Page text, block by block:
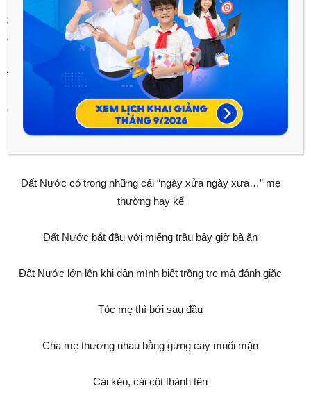
3, Kết bài:
Khẳng định lại tính có ích của câu chuyện và khái
quát lại những bài học rút ra được từ câu chuyện trên.
* Đề 2:
Chọn 9 câu thơ đầu trong bài:
Đất Nước có trong những cái “ngày xửa ngày xưa…” mẹ
thường hay kể
Đất Nước bắt đầu với miếng trầu bây giờ bà ăn
Đất Nước lớn lên khi dân mình biết trồng tre mà đánh giặc
Tóc mẹ thì bới sau đầu
Cha mẹ thương nhau bằng gừng cay muối mặn
Cái kèo, cái cột thành tên